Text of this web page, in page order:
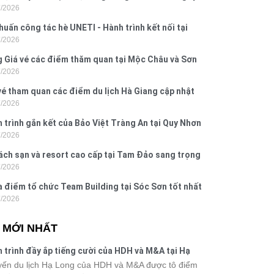
2026
2026
công tác hè UNETI - Hành trình kết nối tại
Đồ Sơn
2026
Giá vé các điểm thăm quan tại Mộc Châu và Sơn
2026
tham quan các điểm du lịch Hà Giang cập nhật
2026
trình gắn kết của Bảo Việt Tràng An tại Quy Nhơn
Yên
2026
sạn và resort cao cấp tại Tam Đảo sang trọng
2026
điểm tổ chức Team Building tại Sóc Sơn tốt nhất
2026
MỚI NHẤT
trình đầy ắp tiếng cười của HDH và M&A tại Hạ
du lịch Hạ Long của HDH và M&A được tô điểm